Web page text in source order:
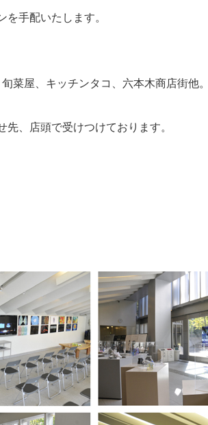
手配いたします。
菜屋、キッチンタコ、六本木商店街他。
先、店頭で受けつけております。